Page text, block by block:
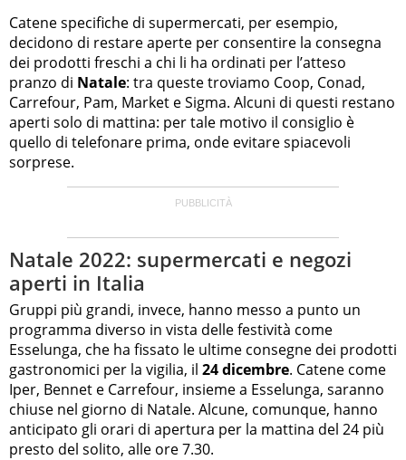
Catene specifiche di supermercati, per esempio,
decidono di restare aperte per consentire la consegna
dei prodotti freschi a chi li ha ordinati per l’atteso
pranzo di Natale: tra queste troviamo Coop, Conad,
Carrefour, Pam, Market e Sigma. Alcuni di questi restano
aperti solo di mattina: per tale motivo il consiglio è
quello di telefonare prima, onde evitare spiacevoli
sorprese.
Natale 2022: supermercati e negozi
aperti in Italia
Gruppi più grandi, invece, hanno messo a punto un
programma diverso in vista delle festività come
Esselunga, che ha fissato le ultime consegne dei prodotti
gastronomici per la vigilia, il 24 dicembre. Catene come
Iper, Bennet e Carrefour, insieme a Esselunga, saranno
chiuse nel giorno di Natale. Alcune, comunque, hanno
anticipato gli orari di apertura per la mattina del 24 più
presto del solito, alle ore 7.30.